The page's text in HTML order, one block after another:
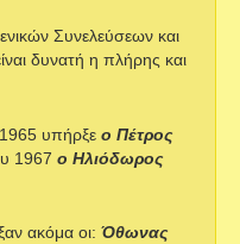
Συνελεύσεων και
δυνατή η πλήρης και
1965 υπήρξεο Πέτρος
1967ο Ηλιόδωρος
ακόμα οι:Όθωνας